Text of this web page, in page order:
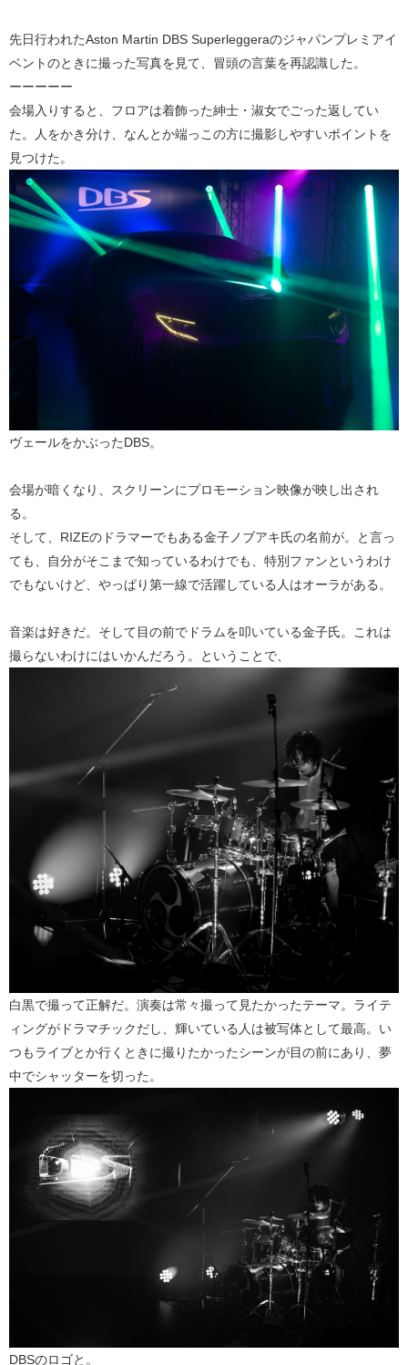
先日行われたAston Martin DBS Superleggeraのジャパンプレミアイ
ベントのときに撮った写真を見て、冒頭の言葉を再認識した。
ーーーーー
会場入りすると、フロアは着飾った紳士・淑女でごった返してい
た。人をかき分け、なんとか端っこの方に撮影しやすいポイントを
見つけた。
ヴェールをかぶったDBS。
会場が暗くなり、スクリーンにプロモーション映像が映し出され
る。
そして、RIZEのドラマーでもある金子ノブアキ氏の名前が。と言っ
ても、自分がそこまで知っているわけでも、特別ファンというわけ
でもないけど、やっぱり第一線で活躍している人はオーラがある。
音楽は好きだ。そして目の前でドラムを叩いている金子氏。これは
撮らないわけにはいかんだろう。ということで、
白黒で撮って正解だ。演奏は常々撮って見たかったテーマ。ライテ
ィングがドラマチックだし、輝いている人は被写体として最高。い
つもライブとか行くときに撮りたかったシーンが目の前にあり、夢
中でシャッターを切った。
DBSのロゴと。